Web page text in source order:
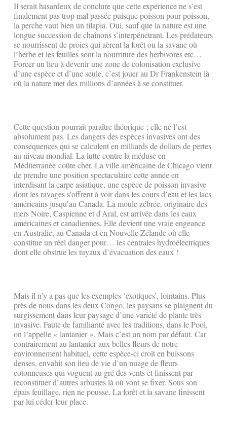
Il serait hasardeux de conclure que cette expérience ne s’est
finalement pas trop mal passée puisque poisson pour poisson,
la perche vaut bien un tilapia. Oui, sauf que la nature est une
longue succession de chaînons s’interpénétrant. Les prédateurs
se nourrissent de proies qui aèrent la forêt ou la savane où
l’herbe et les feuilles sont la nourriture des herbivores etc…
Forcer un lieu à devenir une zone de colonisation exclusive
d’une espèce et d’une seule, c’est jouer au Dr Frankenstein là
où la nature met des millions d’années à se constituer.
Cette question pourrait paraître théorique ; elle ne l’est
absolument pas. Les dangers des espèces invasives ont des
conséquences qui se calculent en milliards de dollars de pertes
au niveau mondial. La lutte contre la méduse en
Méditerranée coûte cher. La ville américaine de Chicago vient
de prendre une position spectaculaire cette année en
interdisant la carpe asiatique, une espèce de poisson invasive
dont les ravages s’offrent à voir dans les cours d’eau et les lacs
américains jusqu’au Canada. La moule zébrée, originaire des
mers Noire, Caspienne et d'Aral, est arrivée dans les eaux
américaines et canadiennes. Elle devient une vraie engeance
en Australie, au Canada et en Nouvelle Zélande où elle
constitue un réel danger pour… les centrales hydroélectriques
dont elle obstrue les tuyaux d’évacuation des eaux !
Mais il n’y a pas que les exemples ‘exotiques’, lointains. Plus
près de nous dans les deux Congo, les paysans se plaignent du
surgissement dans leur paysage d’une variété de plante très
invasive. Faute de familiarité avec les traditions, dans le Pool,
on l’appelle « lantanier ». Mais c’est un nom par défaut. Car
contrairement au lantanier aux belles fleurs de notre
environnement habituel, cette espèce-ci croît en buissons
denses, envahit son lieu de vie d’un nuage de fleurs
cotonneuses qui voguent au gré des vents et finissent par
reconstituer d’autres arbustes là où vont se fixer. Sous son
épais feuillage, rien ne pousse. La forêt et la savane finissent
par lui céder leur place.